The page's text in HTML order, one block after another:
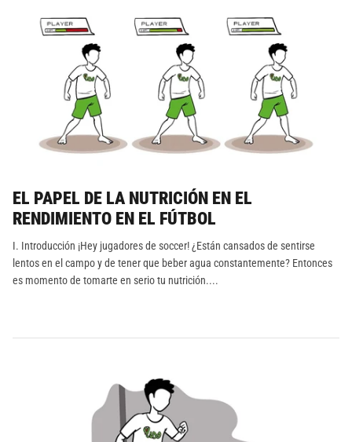
EL PAPEL DE LA NUTRICIÓN EN EL
RENDIMIENTO EN EL FÚTBOL
I. Introducción ¡Hey jugadores de soccer! ¿Están cansados de sentirse
lentos en el campo y de tener que beber agua constantemente? Entonces
es momento de tomarte en serio tu nutrición....